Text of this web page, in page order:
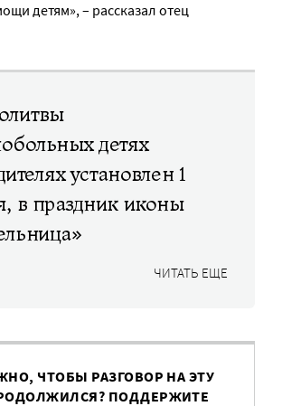
детям», – рассказал отец
детях
установлен 1
в праздник иконы
ЧИТАТЬ ЕЩЕ
ЧТОБЫ РАЗГОВОР НА ЭТУ
ПОДДЕРЖИТЕ